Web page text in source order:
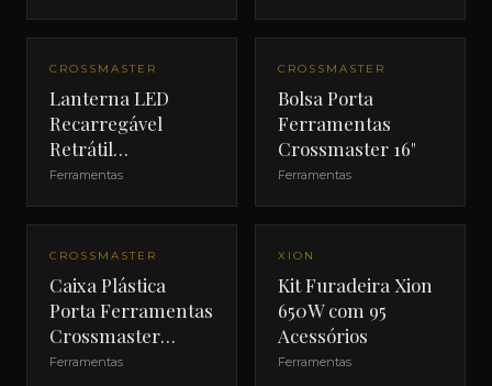
CROSSMASTER
Lanterna LED
Recarregável
Retrátil
Crossmaster 3W
Ferramentas
CROSSMASTER
Bolsa Porta
Ferramentas
Crossmaster 16"
Ferramentas
CROSSMASTER
Caixa Plástica
Porta Ferramentas
Crossmaster
420mm
Ferramentas
XION
Kit Furadeira Xion
650W com 95
Acessórios
Ferramentas